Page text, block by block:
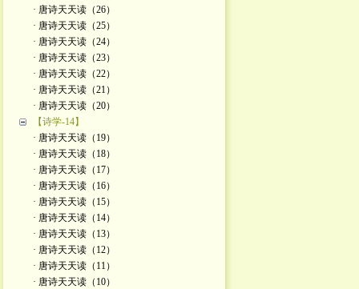
· 唐诗天天读（26）
· 唐诗天天读（25）
· 唐诗天天读（24）
· 唐诗天天读（23）
· 唐诗天天读（22）
· 唐诗天天读（21）
· 唐诗天天读（20）
【诗学-14】
· 唐诗天天读（19）
· 唐诗天天读（18）
· 唐诗天天读（17）
· 唐诗天天读（16）
· 唐诗天天读（15）
· 唐诗天天读（14）
· 唐诗天天读（13）
· 唐诗天天读（12）
· 唐诗天天读（11）
· 唐诗天天读（10）